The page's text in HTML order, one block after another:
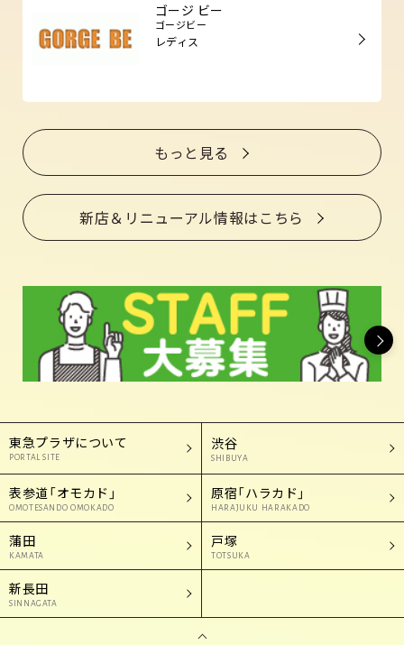
ゴージ ビー
ゴージビー
レディス
もっと見る
新店＆リニューアル情報はこちら
東急プラザについて
PORTAL SITE
渋谷
SHIBUYA
表参道「オモカド」
OMOTESANDO OMOKADO
原宿「ハラカド」
HARAJUKU HARAKADO
蒲田
KAMATA
戸塚
TOTSUKA
新長田
SINNAGATA